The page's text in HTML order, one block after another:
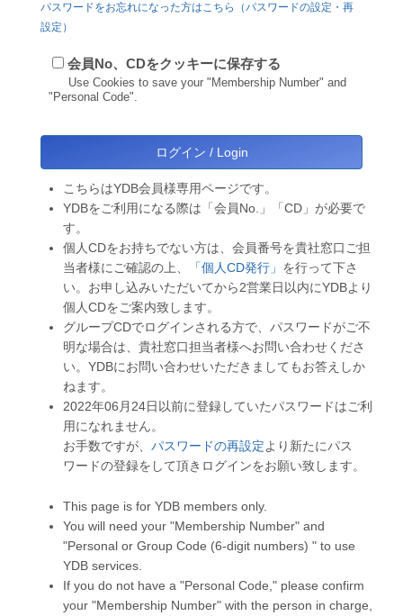
パスワードをお忘れになった方はこちら（パスワードの設定・再
設定）
会員No、CDをクッキーに保存する
Use Cookies to save your "Membership Number" and
"Personal Code".
こちらはYDB会員様専用ページです。
YDBをご利用になる際は「会員No.」「CD」が必要で
す。
個人CDをお持ちでない方は、会員番号を貴社窓口ご担
当者様にご確認の上、
「個人CD発行」 を行って下さ
い。お申し込みいただいてから2営業日以内にYDBより
個人CDをご案内致します。
グループCDでログインされる方で、パスワードがご不
明な場合は、貴社窓口担当者様へお問い合わせくださ
い。YDBにお問い合わせいただきましてもお答えしか
ねます。
2022年06月24日以前に登録していたパスワードはご利
用になれません。
お手数ですが、 パスワードの再設定より新たにパス
ワードの登録をして頂きログインをお願い致します。
This page is for YDB members only.
You will need your "Membership Number" and
"Personal or Group Code (6-digit numbers) " to use
YDB services.
If you do not have a "Personal Code," please confirm
your "Membership Number" with the person in charge,